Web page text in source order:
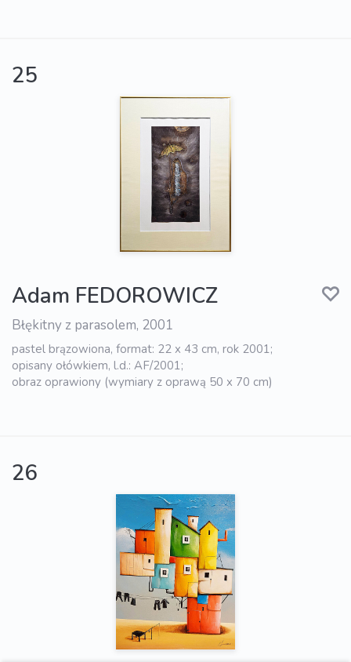
25
Adam FEDOROWICZ
Błękitny z parasolem, 2001
pastel brązowiona, format: 22 x 43 cm, rok 2001;
opisany ołówkiem, l.d.: AF/2001;
obraz oprawiony (wymiary z oprawą 50 x 70 cm)
26